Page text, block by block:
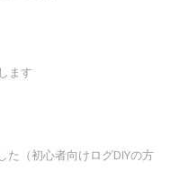
ます
た（初心者向けログDIYの方